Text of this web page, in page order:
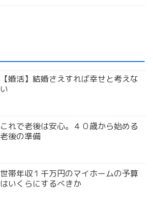
【婚活】結婚さえすれば幸せと考えな
い
これで老後は安心。４０歳から始める
老後の準備
世帯年収１千万円のマイホームの予算
はいくらにするべきか